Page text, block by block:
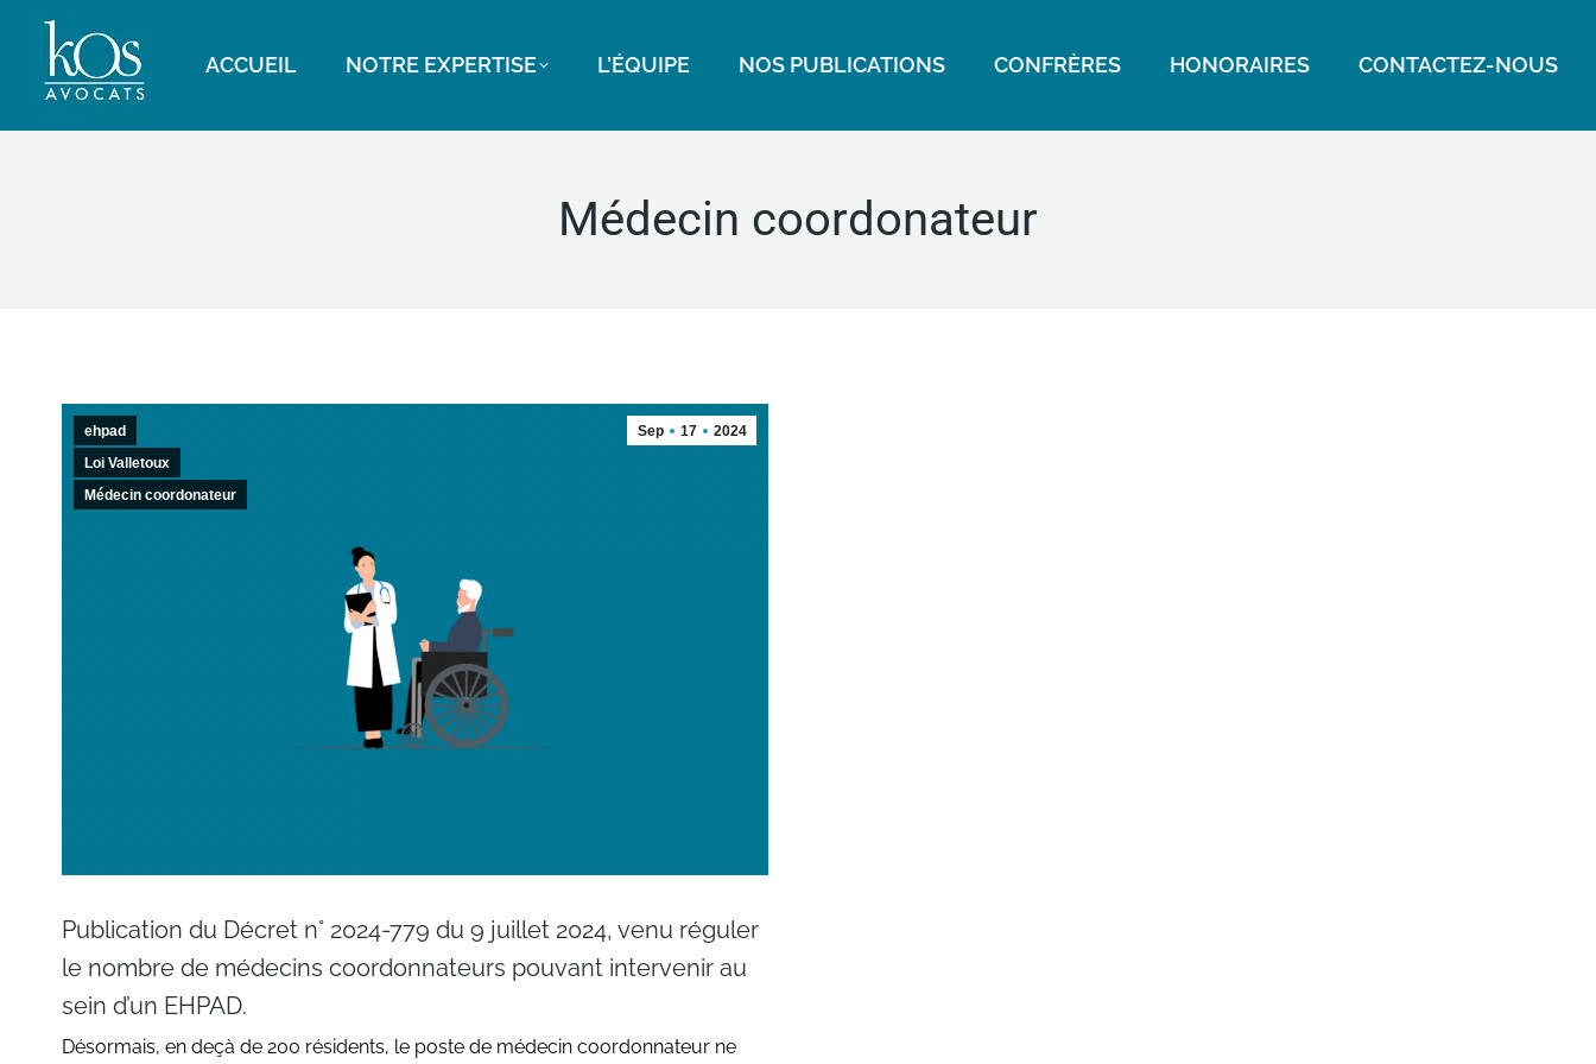
ACCUEIL NOTRE EXPERTISE L’ÉQUIPE NOS PUBLICATIONS CONFRÈRES HONORAIRES CONTACTEZ-NOUS
Médecin coordonateur
Sep 17 2024
ehpad
Loi Valletoux
Médecin coordonateur
Publication du Décret n° 2024-779 du 9 juillet 2024, venu réguler
le nombre de médecins coordonnateurs pouvant intervenir au
sein d’un EHPAD.
Désormais, en deçà de 200 résidents, le poste de médecin coordonnateur ne